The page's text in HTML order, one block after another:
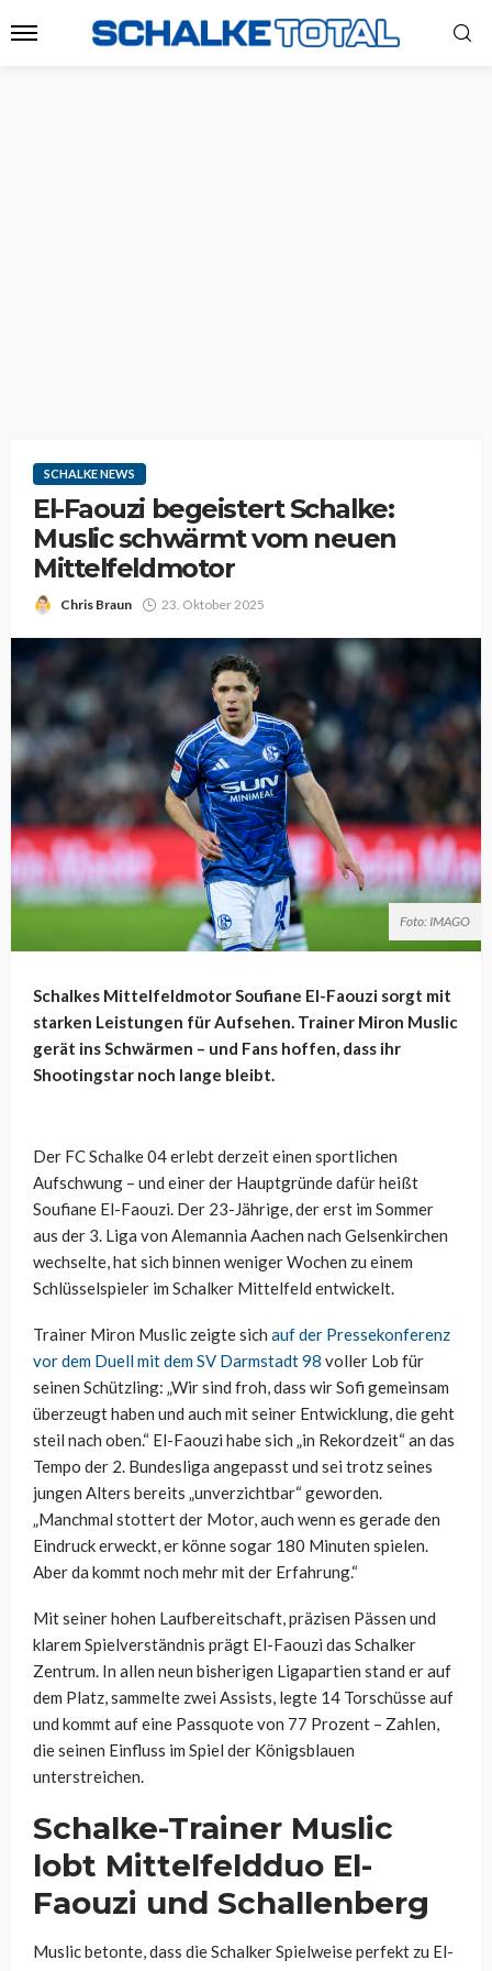
SCHALKE NEWS
El-Faouzi begeistert Schalke:
Muslic schwärmt vom neuen
Mittelfeldmotor
Chris Braun 23. Oktober 2025
Foto: IMAGO
Schalkes Mittelfeldmotor Soufiane El-Faouzi sorgt mit
starken Leistungen für Aufsehen. Trainer Miron Muslic
gerät ins Schwärmen – und Fans hoffen, dass ihr
Shootingstar noch lange bleibt.
Der FC Schalke 04 erlebt derzeit einen sportlichen
Aufschwung – und einer der Hauptgründe dafür heißt
Soufiane El-Faouzi. Der 23-Jährige, der erst im Sommer
aus der 3. Liga von Alemannia Aachen nach Gelsenkirchen
wechselte, hat sich binnen weniger Wochen zu einem
Schlüsselspieler im Schalker Mittelfeld entwickelt.
Trainer Miron Muslic zeigte sich auf der Pressekonferenz
vor dem Duell mit dem SV Darmstadt 98 voller Lob für
seinen Schützling: „Wir sind froh, dass wir Sofi gemeinsam
überzeugt haben und auch mit seiner Entwicklung, die geht
steil nach oben.“ El-Faouzi habe sich „in Rekordzeit“ an das
Tempo der 2. Bundesliga angepasst und sei trotz seines
jungen Alters bereits „unverzichtbar“ geworden.
„Manchmal stottert der Motor, auch wenn es gerade den
Eindruck erweckt, er könne sogar 180 Minuten spielen.
Aber da kommt noch mehr mit der Erfahrung.“
Mit seiner hohen Laufbereitschaft, präzisen Pässen und
klarem Spielverständnis prägt El-Faouzi das Schalker
Zentrum. In allen neun bisherigen Ligapartien stand er auf
dem Platz, sammelte zwei Assists, legte 14 Torschüsse auf
und kommt auf eine Passquote von 77 Prozent – Zahlen,
die seinen Einfluss im Spiel der Königsblauen
unterstreichen.
Schalke-Trainer Muslic
lobt Mittelfeldduo El-
Faouzi und Schallenberg
Muslic betonte, dass die Schalker Spielweise perfekt zu El-